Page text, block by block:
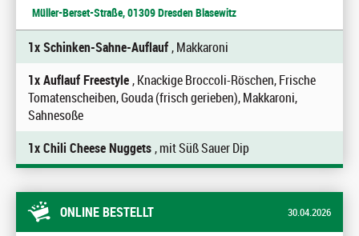
Müller-Berset-Straße, 01309 Dresden Blasewitz
1x Schinken-Sahne-Auflauf, Makkaroni
1x Auflauf Freestyle, Knackige Broccoli-Röschen, Frische
Tomatenscheiben, Gouda (frisch gerieben), Makkaroni,
Sahnesoße
1x Chili Cheese Nuggets, mit Süß Sauer Dip
ONLINE BESTELLT 30.04.2026